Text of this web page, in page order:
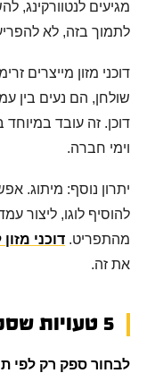
מגיעים לנטוורקינג,
לתמוך בזה, לא
דוכני מזון מייצרים
שולחן, הם נעים בין
דוכן. זה עובד
וימי חברה.
יתרון נוסף: מיתוג.
להוסיף לוגו,
מהתפריט. דוכני
את זה.
5 טעויות שספקים לא יגידו לכם עליהן
לבחור ספק רק לפי